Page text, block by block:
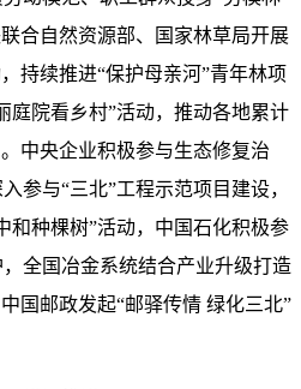
合自然资源部、国家林草局开展
持续推进“保护母亲河”青年林项
庭院看乡村”活动，推动各地累计
中央企业积极参与生态修复治
参与“三北”工程示范项目建设，
和种棵树”活动，中国石化积极参
全国冶金系统结合产业升级打造
国邮政发起“邮驿传情 绿化三北”